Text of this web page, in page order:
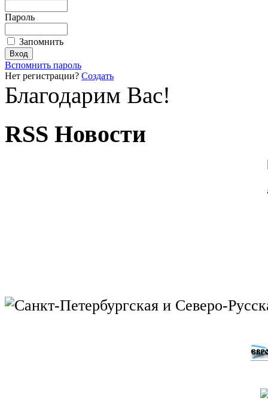
Пароль
Запомнить
Вспомнить пароль
Нет регистрации? Создать
Благодарим Вас!
RSS Новости